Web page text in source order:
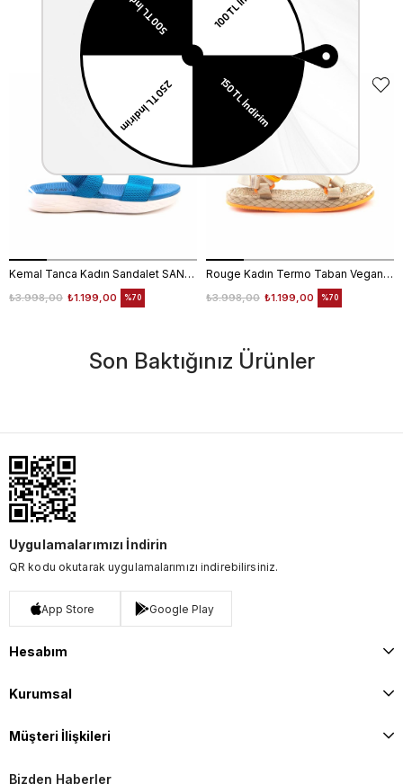
Benzer Ürünler
Kemal Tanca Kadın Sandalet SANDALET
₺1.199,00
₺3.998,00 %70
Rouge Kadın Termo Taban Vegan Cırt Bantlı Bej Sandalet 1001
₺1.199,00
₺3.998,00 %70
Son Baktığınız Ürünler
Uygulamalarımızı İndirin
QR kodu okutarak uygulamalarımızı indirebilirsiniz.
App Store Google Play
Hesabım
Kurumsal
Müşteri İlişkileri
Bizden Haberler